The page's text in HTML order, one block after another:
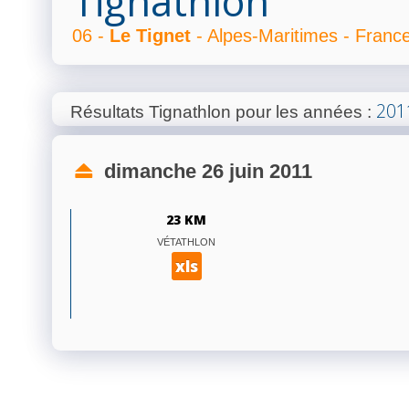
06 - Le Tignet - Alpes-Maritimes -
Résultats Tignathlon pour les années :
dimanche 26 juin 2011
23 KM
VÉTATHLON
xls